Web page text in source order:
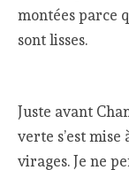
montées parce
sont lisses.
Juste avant
verte s’est
virages. Je ne